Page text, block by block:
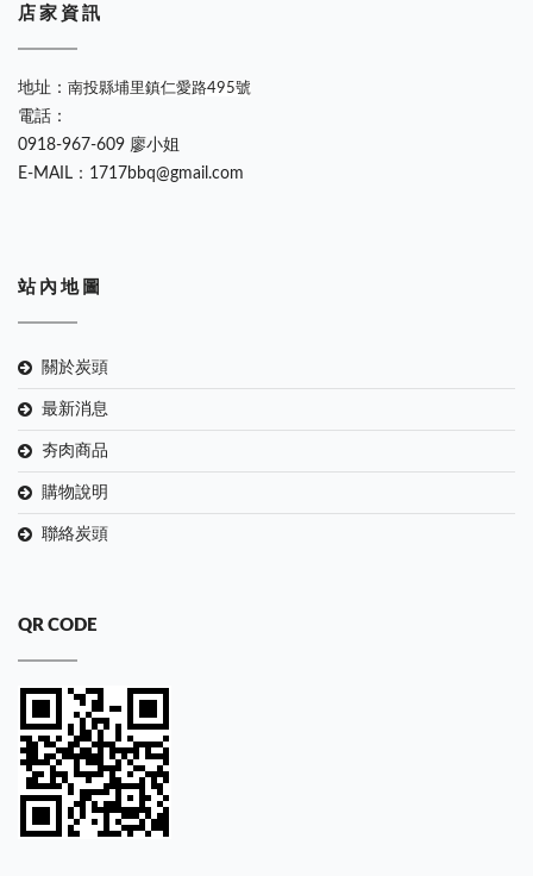
店 家 資 訊
地址： 南投縣埔里鎮仁愛路495號
電話：
0918-967-609 廖小姐
E-MAIL：1717bbq@gmail.com
站 內 地 圖
關於炭頭
最新消息
夯肉商品
購物說明
聯絡炭頭
QR CODE